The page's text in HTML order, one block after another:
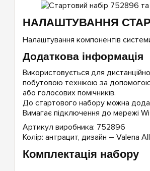
НАЛАШТУВАННЯ
Налаштування компонентів
Додаткова інформація
Використовується для
побутовою технікою за
або голосових помічників.
До стартового набору можна
Вимагає підключення до мережі
Артикул виробника: 752896
Колір: антрацит, дизайн – Valena
Комплектація набору